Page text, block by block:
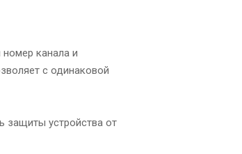
канала и
с одинаковой
защиты устройства от